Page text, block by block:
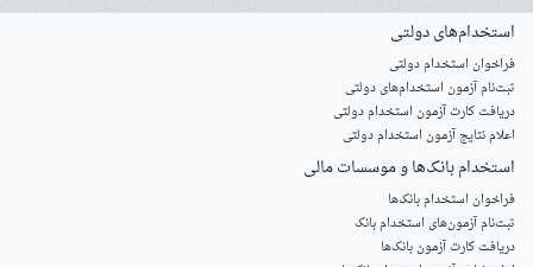
استخدام‌های دولتی
فراخوان استخدام دولتی
ثبت‌نام آزمون‌ استخدام‌های دولتی
دریافت کارت آزمون استخدام دولتی
اعلام نتایج آزمون استخدام دولتی
استخدام‌ بانک‌ها و موسسات مالی
فراخوان استخدام بانک‌ها
‌ثبت‌نام آزمون‌های استخدام بانک
دریافت کارت آزمون بانک‌ها